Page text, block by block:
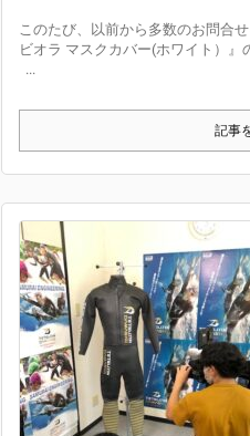
このたび、以前から多数のお問合
ビオラ マスクカバー(ホワイト）
...
記事